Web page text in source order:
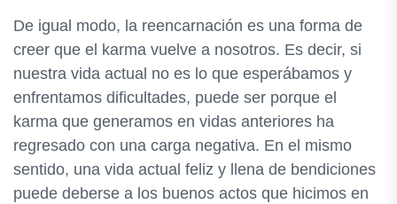
De igual modo, la reencarnación es una forma de
creer que el karma vuelve a nosotros. Es decir, si
nuestra vida actual no es lo que esperábamos y
enfrentamos dificultades, puede ser porque el
karma que generamos en vidas anteriores ha
regresado con una carga negativa. En el mismo
sentido, una vida actual feliz y llena de bendiciones
puede deberse a los buenos actos que hicimos en